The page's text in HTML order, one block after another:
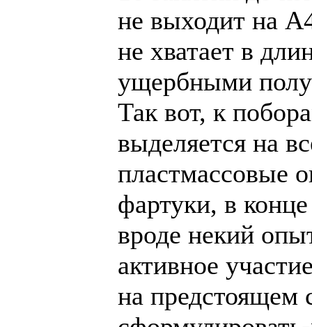
не выходит на
не хватает в
ущербными
Так вот, к
выделяется на
пластмассовые
фартуки, в
вроде некий
активное
на предстоящем